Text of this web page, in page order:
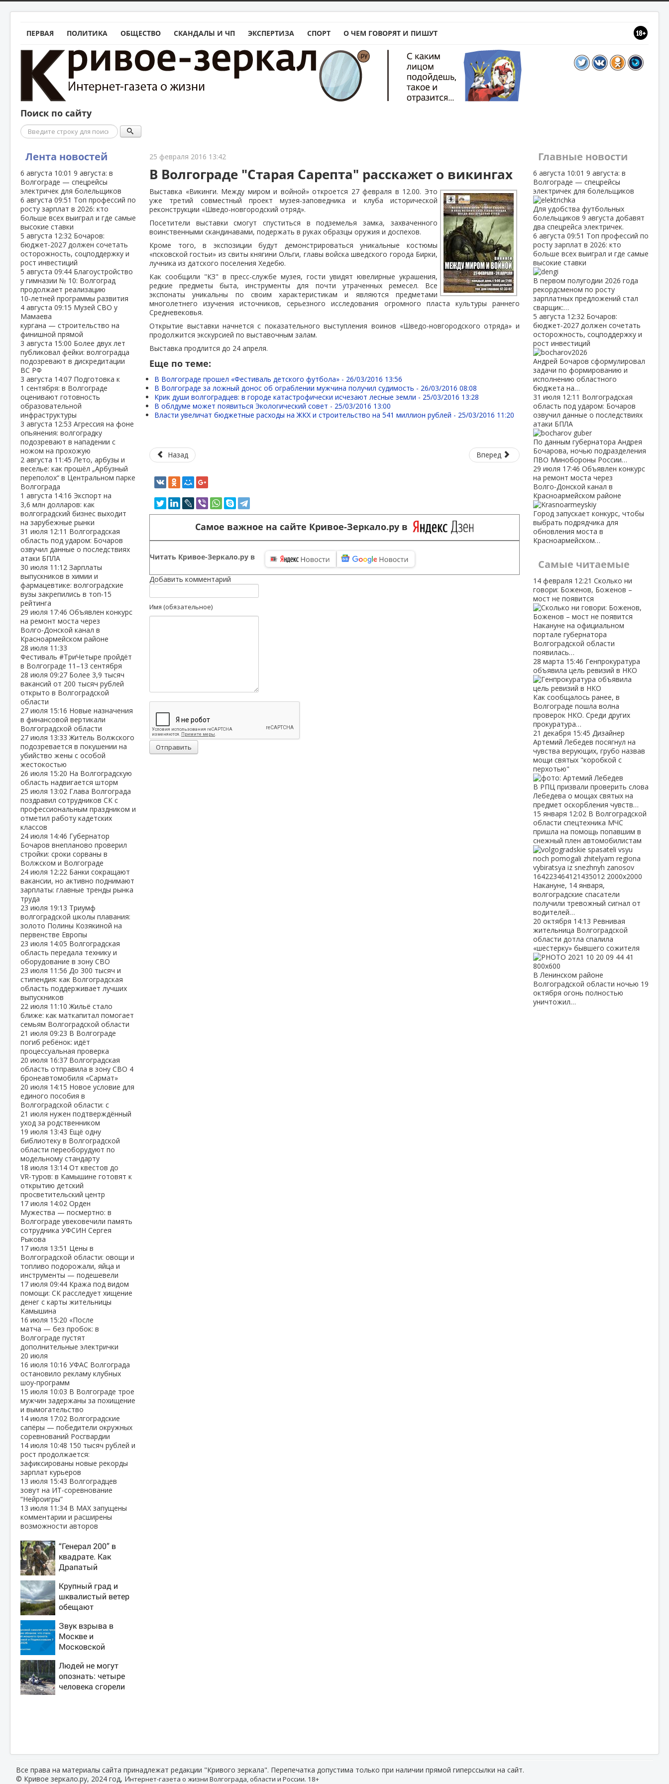
ПЕРВАЯ ПОЛИТИКА ОБЩЕСТВО СКАНДАЛЫ И ЧП ЭКСПЕРТИЗА СПОРТ О ЧЕМ ГОВОРЯТ И ПИШУТ
Поиск по сайту
Поиск
Лента новостей
6 августа 10:01 9 августа: в
Волгограде — спецрейсы
электричек для болельщиков
6 августа 09:51 Топ профессий по
росту зарплат в 2026: кто
больше всех выиграл и где самые
высокие ставки
5 августа 12:32 Бочаров:
бюджет‑2027 должен сочетать
осторожность, соцподдержку и
рост инвестиций
5 августа 09:44 Благоустройство
у гимназии № 10: Волгоград
продолжает реализацию
10‑летней программы развития
4 августа 09:15 Музей СВО у
Мамаева
кургана — строительство на
финишной прямой
3 августа 15:00 Более двух лет
публиковал фейки: волгоградца
подозревают в дискредитации
ВС РФ
3 августа 14:07 Подготовка к
1 сентября: в Волгограде
оценивают готовность
образовательной
инфраструктуры
3 августа 12:53 Агрессия на фоне
опьянения: волгоградку
подозревают в нападении с
ножом на прохожую
2 августа 11:45Лето, арбузы и
веселье: как прошёл „Арбузный
переполох“ в Центральном парке
Волгограда
1 августа 14:16 Экспорт на
3,6 млн долларов: как
волгоградский бизнес выходит
на зарубежные рынки
31 июля 12:11 Волгоградская
область под ударом: Бочаров
озвучил данные о последствиях
атаки БПЛА
30 июля 11:12 Зарплаты
выпускников в химии и
фармацевтике: волгоградские
вузы закрепились в топ‑15
рейтинга
29 июля 17:46 Объявлен конкурс
на ремонт моста через
Волго‑Донской канал в
Красноармейском районе
28 июля 11:33
Фестиваль #ТриЧетыре пройдёт
в Волгограде 11–13 сентября
28 июля 09:27 Более 3,9 тысяч
вакансий от 200 тысяч рублей
открыто в Волгоградской
области
27 июля 15:16 Новые назначения
в финансовой вертикали
Волгоградской области
27 июля 13:33Житель Волжского
подозревается в покушении на
убийство жены с особой
жестокостью
26 июля 15:20 На Волгоградскую
область надвигается шторм
25 июля 13:02 Глава Волгограда
поздравил сотрудников СК с
профессиональным праздником и
отметил работу кадетских
классов
24 июля 14:46 Губернатор
Бочаров внепланово проверил
стройки: сроки сорваны в
Волжском и Волгограде
24 июля 12:22 Банки сокращают
вакансии, но активно поднимают
зарплаты: главные тренды рынка
труда
23 июля 19:13 Триумф
волгоградской школы плавания:
золото Полины Козякиной на
первенстве Европы
23 июля 14:05 Волгоградская
область передала технику и
оборудование в зону СВО
23 июля 11:56 До 300 тысяч и
стипендия: как Волгоградская
область поддерживает лучших
выпускников
22 июля 11:10Жильё стало
ближе: как маткапитал помогает
семьям Волгоградской области
21 июля 09:23 В Волгограде
погиб ребёнок: идёт
процессуальная проверка
20 июля 16:37 Волгоградская
область отправила в зону СВО 4
бронеавтомобиля «Сармат»
20 июля 14:15 Новое условие для
единого пособия в
Волгоградской области: с
21 июля нужен подтверждённый
уход за родственником
19 июля 13:43 Ещё одну
библиотеку в Волгоградской
области переоборудуют по
модельному стандарту
18 июля 13:14 От квестов до
VR‑туров: в Камышине готовят к
открытию детский
просветительский центр
17 июля 14:02 Орден
Мужества — посмертно: в
Волгограде увековечили память
сотрудника УФСИН Сергея
Рыкова
17 июля 13:51 Цены в
Волгоградской области: овощи и
топливо подорожали, яйца и
инструменты — подешевели
17 июля 09:44 Кража под видом
помощи: СК расследует хищение
денег с карты жительницы
Камышина
16 июля 15:20 «После
матча — без пробок: в
Волгограде пустят
дополнительные электрички
20 июля
16 июля 10:16 УФАС Волгограда
остановило рекламу клубных
шоу‑программ
15 июля 10:03 В Волгограде трое
мужчин задержаны за похищение
и вымогательство
14 июля 17:02 Волгоградские
сапёры — победители окружных
соревнований Росгвардии
14 июля 10:48 150 тысяч рублей и
рост продолжается:
зафиксированы новые рекорды
зарплат курьеров
13 июля 15:43 Волгоградцев
зовут на ИТ‑соревнование
“Нейроигры”
13 июля 11:34 В МАХ запущены
комментарии и расширены
возможности авторов
“Генерал 200” в
квадрате. Как
Драпатый
Сырского
Крупный град и
шквалистый ветер
обещают
выходные
Звук взрыва в
Москве и
Московской
2026 года: Причины,
источник, откуда
был громкий хлопок
Людей не могут
опознать: четыре
человека сгорели
25 февраля 2016 13:42
В Волгограде "Старая Сарепта" расскажет о викингах
Выставка «Викинги. Между миром и войной» откроется 27 февраля в 12.00. Это
уже третий совместный проект музея-заповедника и клуба исторической
реконструкции «Шведо-новгородский отряд».
Посетители выставки смогут спуститься в подземелья замка, захваченного
воинственными скандинавами, подержать в руках образцы оружия и доспехов.
Кроме того, в экспозиции будут демонстрироваться уникальные костюмы
«псковской гостьи» из свиты княгини Ольги, главы войска шведского города Бирки,
лучника из датского поселения Хедебю.
Как сообщили "КЗ" в пресс-службе музея, гости увидят ювелирные украшения,
редкие предметы быта, инструменты для почти утраченных ремесел. Все
экспонаты уникальны по своим характеристикам и являются предметами
многолетнего изучения источников, серьезного исследования огромного пласта культуры раннего
Средневековья.
Открытие выставки начнется с показательного выступления воинов «Шведо-новгородского отряда» и
продолжится экскурсией по выставочным залам.
Выставка продлится до 24 апреля.
Еще по теме:
В Волгограде прошел «Фестиваль детского футбола» - 26/03/2016 13:56
В Волгограде за ложный донос об ограблении мужчина получил судимость - 26/03/2016 08:08
Крик души волгоградцев: в городе катастрофически исчезают лесные земли - 25/03/2016 13:28
В облдуме может появиться Экологический совет - 25/03/2016 13:00
Власти увеличат бюджетные расходы на ЖКХ и строительство на 541 миллион рублей - 25/03/2016 11:20
Назад Вперед
Самое важное на сайте Кривое-Зеркало.ру в
Читать Кривое-Зеркало.ру в
Добавить комментарий
Имя (обязательное)
Отправить
Главные новости
6 августа 10:01 9 августа: в
Волгограде — спецрейсы
электричек для болельщиков
Для удобства футбольных
болельщиков 9 августа добавят
два спецрейса электричек.
6 августа 09:51 Топ профессий по
росту зарплат в 2026: кто
больше всех выиграл и где самые
высокие ставки
В первом полугодии 2026 года
рекордсменом по росту
зарплатных предложений стал
сварщик:…
5 августа 12:32 Бочаров:
бюджет‑2027 должен сочетать
осторожность, соцподдержку и
рост инвестиций
Андрей Бочаров сформулировал
задачи по формированию и
исполнению областного
бюджета на…
31 июля 12:11 Волгоградская
область под ударом: Бочаров
озвучил данные о последствиях
атаки БПЛА
По данным губернатора Андрея
Бочарова, ночью подразделения
ПВО Минобороны России…
29 июля 17:46 Объявлен конкурс
на ремонт моста через
Волго‑Донской канал в
Красноармейском районе
Город запускает конкурс, чтобы
выбрать подрядчика для
обновления моста в
Красноармейском…
Самые читаемые
14 февраля 12:21 Сколько ни
говори: Боженов, Боженов –
мост не появится
Накануне на официальном
портале губернатора
Волгоградской области
появилась…
28 марта 15:46 Генпрокуратура
объявила цель ревизий в НКО
Как сообщалось ранее, в
Волгограде пошла волна
проверок НКО. Среди других
прокуратура…
21 декабря 15:45 Дизайнер
Артемий Лебедев посягнул на
чувства верующих, грубо назвав
мощи святых "коробкой с
перхотью"
В РПЦ призвали проверить слова
Лебедева о мощах святых на
предмет оскорбления чувств…
15 января 12:02 В Волгоградской
области спецтехника МЧС
пришла на помощь попавшим в
снежный плен автомобилистам
Накануне, 14 января,
волгоградские спасатели
получили тревожный сигнал от
водителей…
20 октября 14:13 Ревнивая
жительница Волгоградской
области дотла спалила
«шестерку» бывшего сожителя
В Ленинском районе
Волгоградской области ночью 19
октября огонь полностью
уничтожил…
Все права на материалы сайта принадлежат редакции "Кривого зеркала". Перепечатка допустима только при наличии прямой гиперссылки на сайт.
© Кривое зеркало.ру, 2024 год, Интернет-газета о жизни Волгограда, области и России. 18+